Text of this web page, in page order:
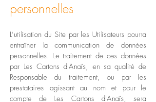
personnelles
L’utilisation du Site par les Utilisateurs pourra
entraîner la communication de données
personnelles. Le traitement de ces données
par Les Cartons d'Anaïs, en sa qualité de
Responsable du traitement, ou par les
prestataires agissant au nom et pour le
compte de Les Cartons d'Anaïs, sera